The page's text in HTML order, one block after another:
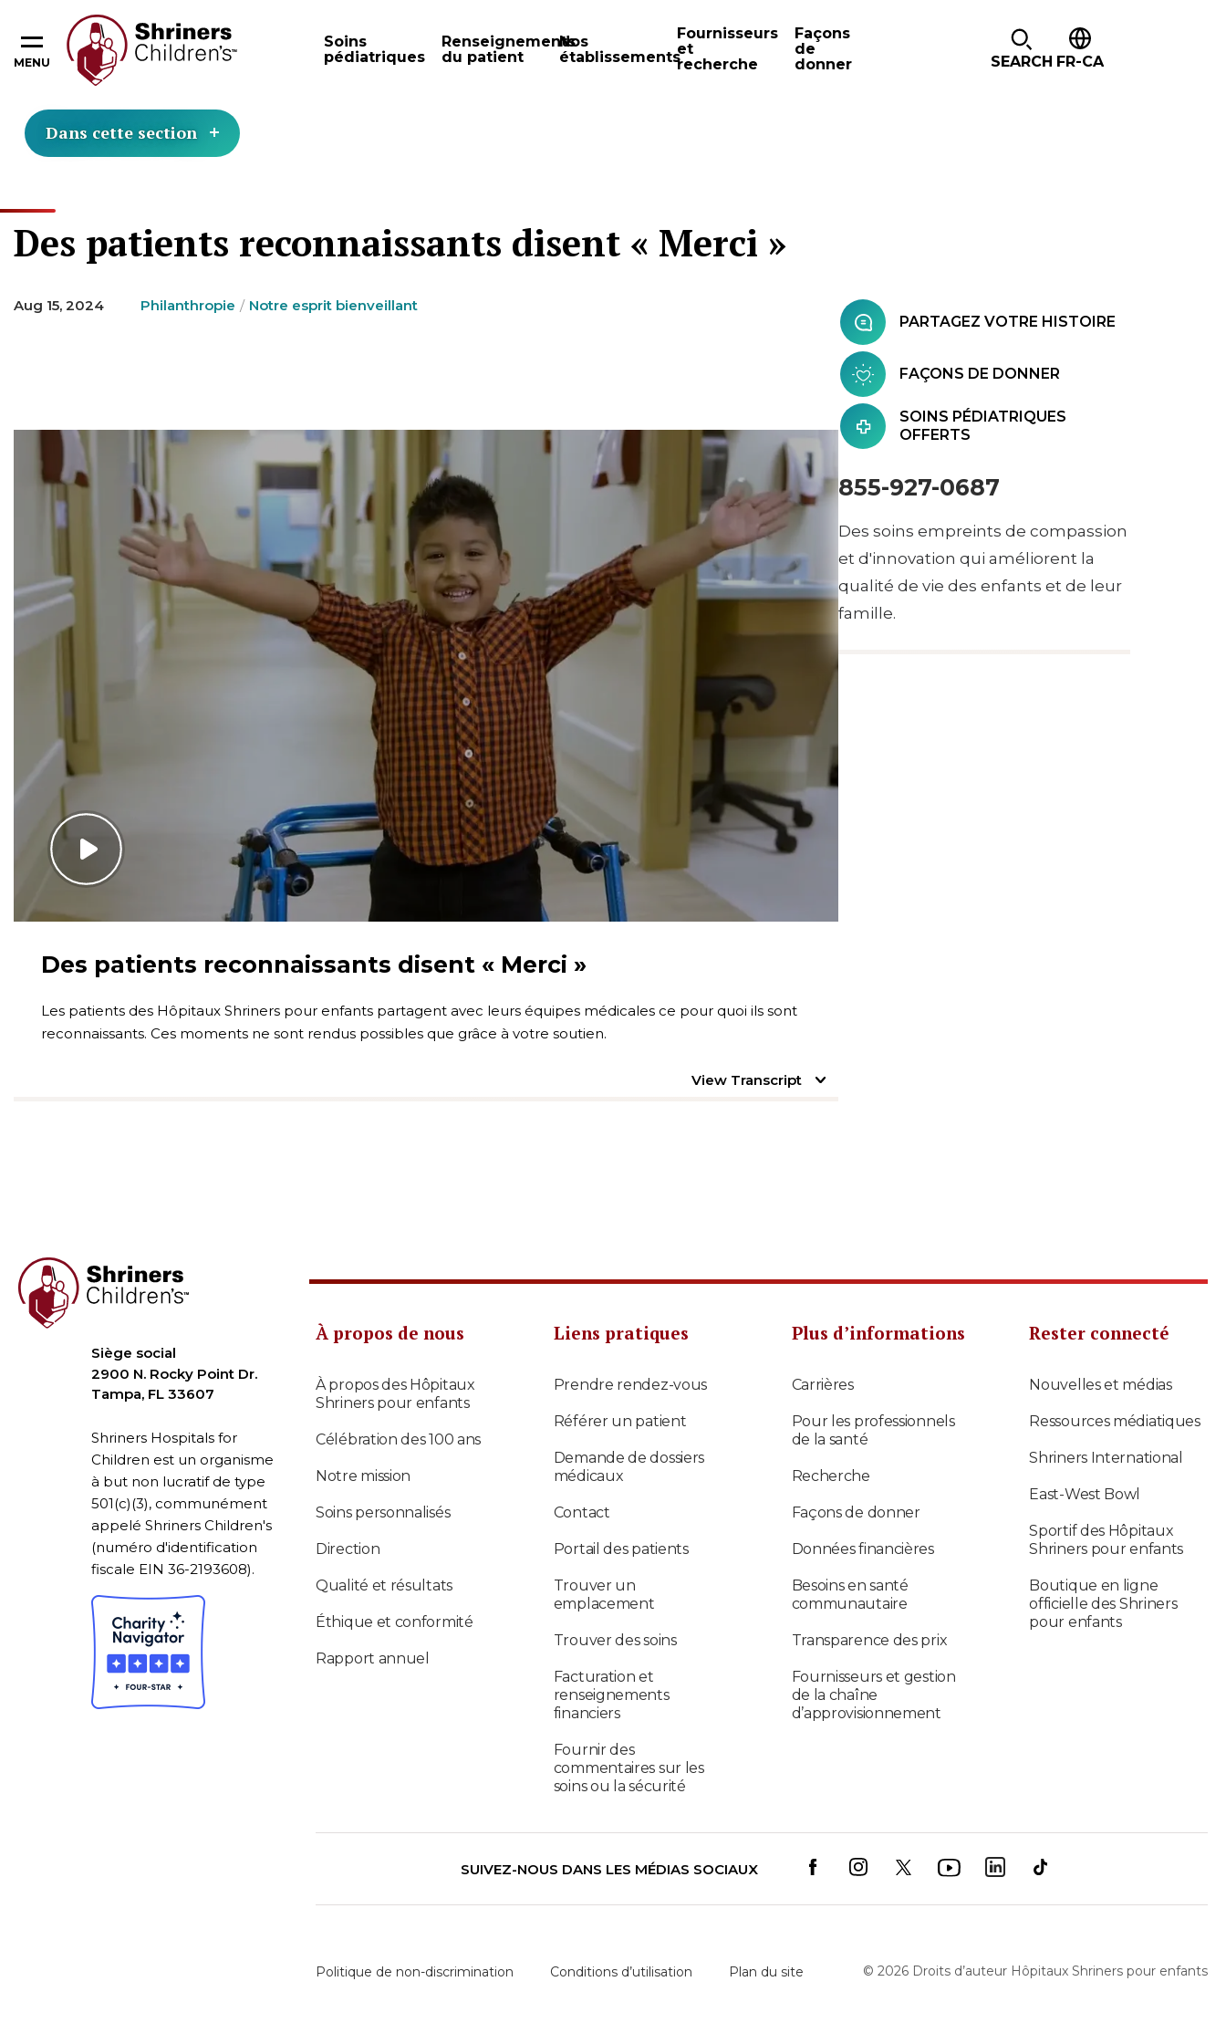
MENU
Soins
pédiatriques
Renseignements
du patient
Nos
établissements
Fournisseurs
et
recherche
Façons
de
donner
SEARCH FR-CA
Dans cette section
Des patients reconnaissants disent « Merci »
Aug 15, 2024 Philanthropie Notre esprit bienveillant
Des patients reconnaissants disent « Merci »
Les patients des Hôpitaux Shriners pour enfants partagent avec leurs équipes médicales ce pour quoi ils sont
reconnaissants. Ces moments ne sont rendus possibles que grâce à votre soutien.
View Transcript
PARTAGEZ VOTRE HISTOIRE
FAÇONS DE DONNER
SOINS PÉDIATRIQUES
OFFERTS
855-927-0687
Des soins empreints de compassion
et d'innovation qui améliorent la
qualité de vie des enfants et de leur
famille.
Siège social
2900 N. Rocky Point Dr.
Tampa, FL 33607
Shriners Hospitals for
Children est un organisme
à but non lucratif de type
501(c)(3), communément
appelé Shriners Children's
(numéro d'identification
fiscale EIN 36-2193608).
À propos de nous
À propos des Hôpitaux
Shriners pour enfants
Célébration des 100 ans
Notre mission
Soins personnalisés
Direction
Qualité et résultats
Éthique et conformité
Rapport annuel
Liens pratiques
Prendre rendez-vous
Référer un patient
Demande de dossiers
médicaux
Contact
Portail des patients
Trouver un
emplacement
Trouver des soins
Facturation et
renseignements
financiers
Fournir des
commentaires sur les
soins ou la sécurité
Plus d’informations
Carrières
Pour les professionnels
de la santé
Recherche
Façons de donner
Données financières
Besoins en santé
communautaire
Transparence des prix
Fournisseurs et gestion
de la chaîne
d’approvisionnement
Rester connecté
Nouvelles et médias
Ressources médiatiques
Shriners International
East-West Bowl
Sportif des Hôpitaux
Shriners pour enfants
Boutique en ligne
officielle des Shriners
pour enfants
SUIVEZ-NOUS DANS LES MÉDIAS SOCIAUX
Politique de non-discrimination Conditions d’utilisation Plan du site © 2026 Droits d’auteur Hôpitaux Shriners pour enfants